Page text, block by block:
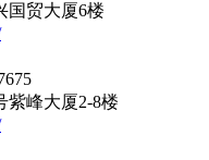
国贸大厦6楼
紫峰大厦2-8楼